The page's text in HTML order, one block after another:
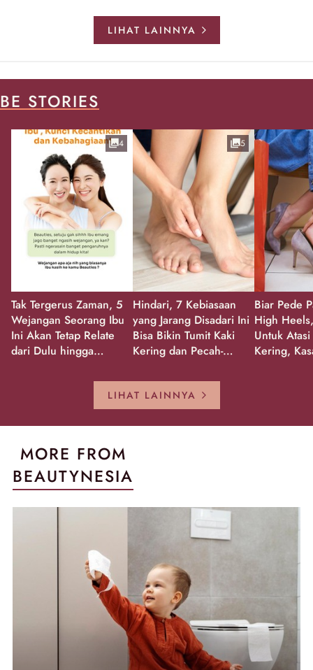
LIHAT LAINNYA
BE STORIES
Tak Tergerus Zaman, 5
Wejangan Seorang Ibu
Ini Akan Tetap Relate
dari Dulu hingga
4
Hindari, 7 Kebiasaan
yang Jarang Disadari Ini
Bisa Bikin Tumit Kaki
Kering dan Pecah-
5
Biar Pede
High
Untuk
Kering,
LIHAT LAINNYA
MORE FROM
BEAUTYNESIA